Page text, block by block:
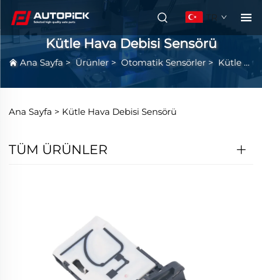
TR
Kütle Hava Debisi Sensörü
Ana Sayfa> Ürünler >Otomatik Sensörler > Kütle Hava Debisi Sensörü
Ana Sayfa > Kütle Hava Debisi Sensörü
TÜM ÜRÜNLER